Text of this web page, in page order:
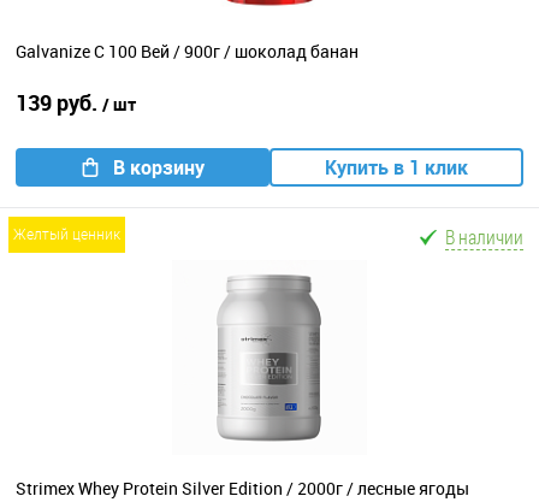
Galvanize C 100 Вей / 900г / шоколад банан
139 руб. / шт
В корзину Купить в 1 клик
желтый ценник В наличии
Strimex Whey Protein Silver Edition / 2000г / лесные ягоды